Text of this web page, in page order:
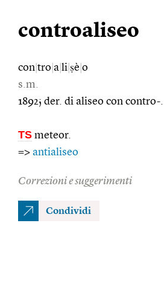
controaliseo
con tro a li ṣè o
s.m.
1892; der. di aliseo con contro-.
TS meteor.
=> antialiseo
Correzioni e suggerimenti
Condividi